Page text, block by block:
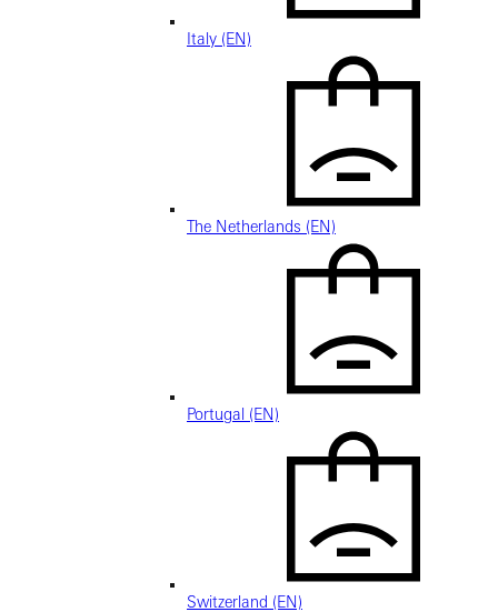
Italy (EN)
The Netherlands (EN)
Portugal (EN)
Switzerland (EN)